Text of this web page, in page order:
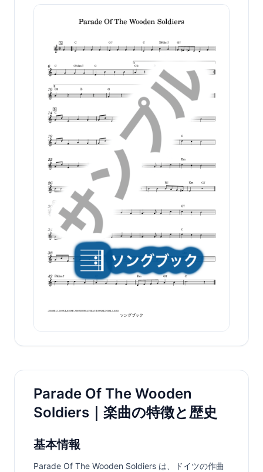
Parade Of The Wooden
Soldiers｜楽曲の特徴と歴史
基本情報
Parade Of The Wooden Soldiers は、ドイツの作曲